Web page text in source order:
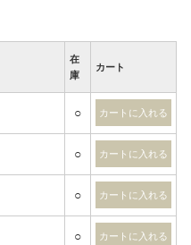
在
庫
カート
○
○
○
○